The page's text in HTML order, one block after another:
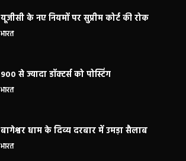
यूजीसी के नए नियमों पर सुप्रीम कोर्ट की रोक
भारत
900 से ज्यादा डॉक्टर्स को पोस्टिंग
भारत
बागेश्वर धाम के दिव्य दरबार में उमड़ा सैलाब
भारत